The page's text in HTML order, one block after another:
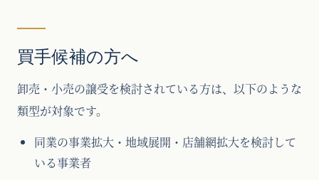
買手候補の方へ
卸売・小売の譲受を検討されている方は、以下のような
類型が対象です。
同業の事業拡大・地域展開・店舗網拡大を検討して
いる事業者